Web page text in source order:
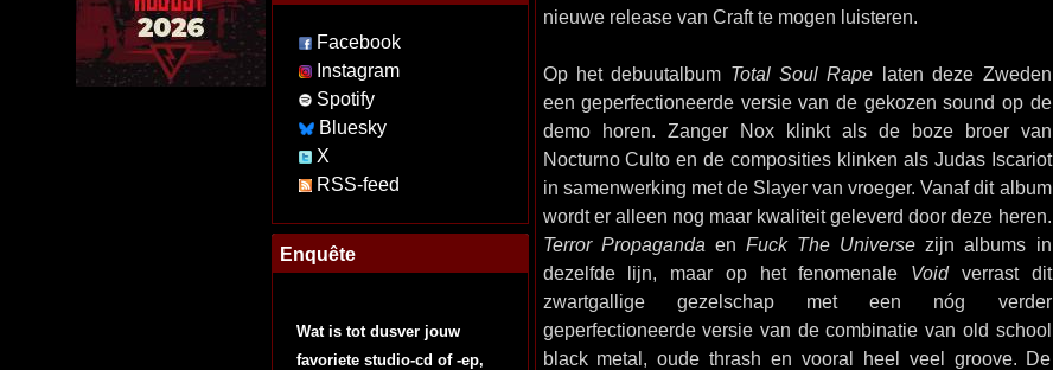
Facebook
Instagram
Spotify
Bluesky
X
RSS-feed
Enquête
Wat is tot dusver jouw
favoriete studio-cd of -ep,
nieuwe release van Craft te mogen luisteren.
Op het debuutalbum Total Soul Rape laten deze Zweden
een geperfectioneerde versie van de gekozen sound op de
demo horen. Zanger Nox klinkt als de boze broer van
Nocturno Culto en de composities klinken als Judas Iscariot
in samenwerking met de Slayer van vroeger. Vanaf dit album
wordt er alleen nog maar kwaliteit geleverd door deze heren.
Terror Propaganda en Fuck The Universe zijn albums in
dezelfde lijn, maar op het fenomenale Voidverrast dit
zwartgallige gezelschap met een nóg verder
geperfectioneerde versie van de combinatie van old school
black metal, oude thrash en vooral heel veel groove. De